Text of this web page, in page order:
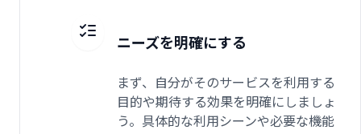
ニーズを明確にする
まず、自分がそのサービスを利用する
目的や期待する効果を明確にしましょ
う。具体的な利用シーンや必要な機能